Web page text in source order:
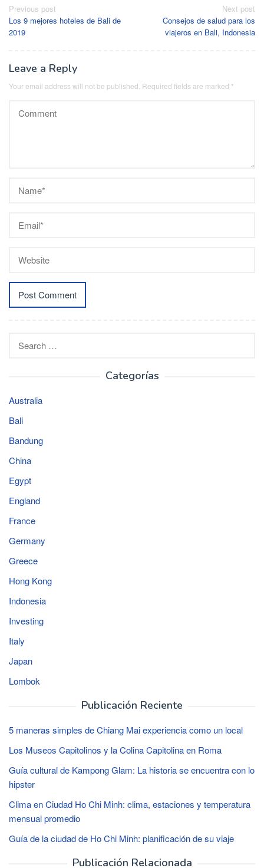
Post
navigation
Previous post
Los 9 mejores hoteles de Bali de
2019
Next post
Consejos de salud para los
viajeros en Bali, Indonesia
Leave a Reply
Your email address will not be published. Required fields are marked *
Categorías
Australia
Bali
Bandung
China
Egypt
England
France
Germany
Greece
Hong Kong
Indonesia
Investing
Italy
Japan
Lombok
Publicación Reciente
5 maneras simples de Chiang Mai experiencia como un local
Los Museos Capitolinos y la Colina Capitolina en Roma
Guía cultural de Kampong Glam: La historia se encuentra con lo
hipster
Clima en Ciudad Ho Chi Minh: clima, estaciones y temperatura
mensual promedio
Guía de la ciudad de Ho Chi Minh: planificación de su viaje
Publicación Relacionada